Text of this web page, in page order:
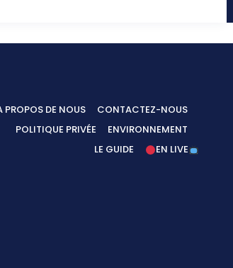
PROPOS DE NOUS
CONTACTEZ-NOUS
POLITIQUE PRIVÉE
ENVIRONNEMENT
LE GUIDE
EN LIVE